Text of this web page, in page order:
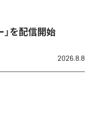
」を配信開始
2026.8.8